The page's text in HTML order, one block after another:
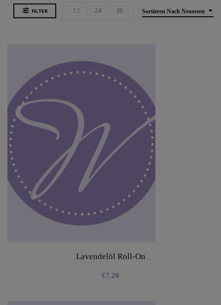
FILTER Sortieren Nach Neuesten
12 24 36
Lavendelöl Roll-On
€7,20